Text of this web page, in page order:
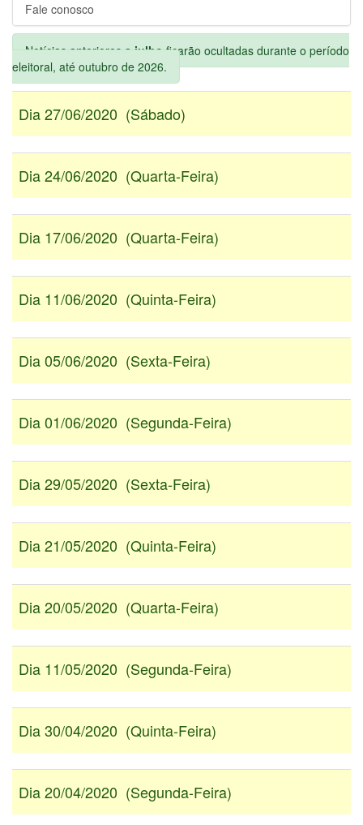
Fale conosco
Notícias anteriores a julho ficarão ocultadas durante o período
eleitoral, até outubro de 2026.
Dia 27/06/2020 (Sábado)
Dia 24/06/2020 (Quarta-Feira)
Dia 17/06/2020 (Quarta-Feira)
Dia 11/06/2020 (Quinta-Feira)
Dia 05/06/2020 (Sexta-Feira)
Dia 01/06/2020 (Segunda-Feira)
Dia 29/05/2020 (Sexta-Feira)
Dia 21/05/2020 (Quinta-Feira)
Dia 20/05/2020 (Quarta-Feira)
Dia 11/05/2020 (Segunda-Feira)
Dia 30/04/2020 (Quinta-Feira)
Dia 20/04/2020 (Segunda-Feira)